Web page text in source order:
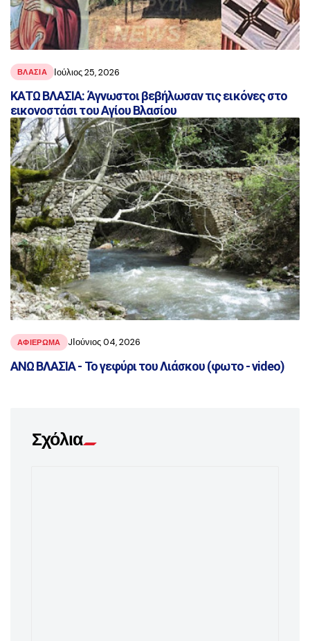
ΒΛΑΣΊΑ Ιούλιος 25, 2026
ΚΑΤΩ ΒΛΑΣΙΑ: Άγνωστοι βεβήλωσαν τις εικόνες στο
εικονοστάσι του Αγίου Βλασίου
ΑΦΙΕΡΩΜΑ JΙούνιος 04, 2026
ΑΝΩ ΒΛΑΣΙΑ - Το γεφύρι του Λιάσκου (φωτο - video)
Σχόλια